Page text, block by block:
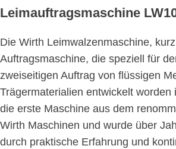
Leimauftragsmaschine
Die Wirth Leimwalzenmaschine,
Auftragsmaschine, die speziell für
zweiseitigen Auftrag von flüssigen
Trägermaterialien entwickelt worden
die erste Maschine aus dem
Wirth Maschinen und wurde über
durch praktische Erfahrung und